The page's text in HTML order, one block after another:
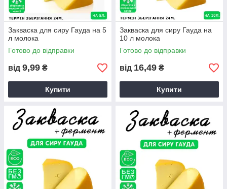
Закваска для сиру Гауда на 5
л молока
Готово до відправки
від 9,99 ₴
Купити
Закваска для сиру Гауда на
10 л молока
Готово до відправки
від 16,49 ₴
Купити